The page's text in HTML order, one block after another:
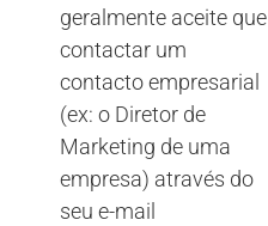
geralmente aceite que
contactar um
contacto empresarial
(ex: o Diretor de
Marketing de uma
empresa) através do
seu e-mail